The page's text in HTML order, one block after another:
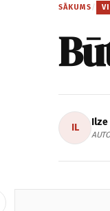
SĀKUMS /
IL Ilze